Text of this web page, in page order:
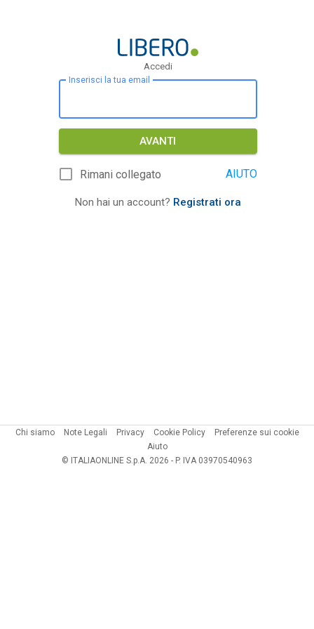
Accedi
Inserisci la tua email
AVANTI
Rimani collegato AIUTO
Non hai un account? Registrati ora
Chi siamo Note Legali Privacy Cookie Policy
Preferenze sui cookie
Aiuto
© ITALIAONLINE S.p.A. 2026 - P. IVA 03970540963